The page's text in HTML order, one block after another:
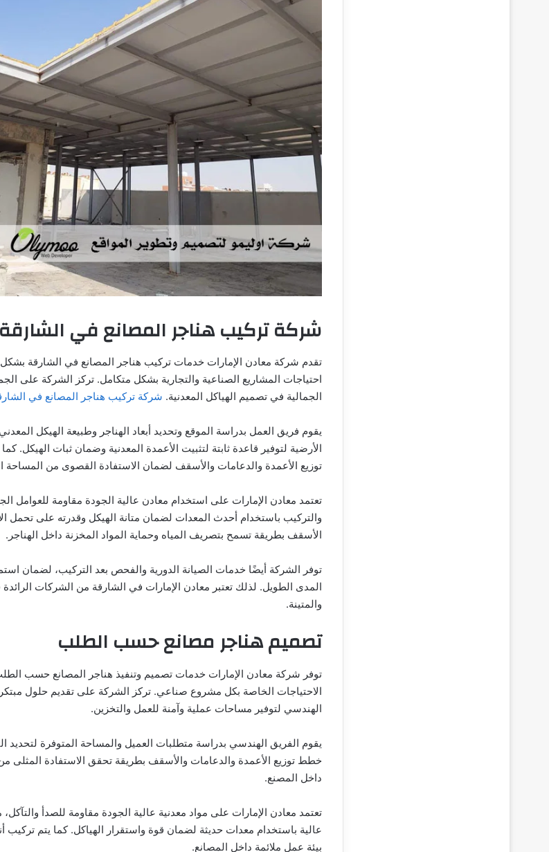
شركة تركيب هناجر المصانع في الشارقة
تقدم شركة معادن الإمارات خدمات تركيب هناجر المصانع في الشارقة بشكل
احتياجات المشاريع الصناعية والتجارية بشكل متكامل. تركز الشركة على
الجمالية في تصميم الهياكل المعدنية. شركة تركيب هناجر المصانع في
يقوم فريق العمل بدراسة الموقع وتحديد أبعاد الهناجر وطبيعة الهيكل
الأرضية لتوفير قاعدة ثابتة لتثبيت الأعمدة المعدنية وضمان ثبات
توزيع الأعمدة والدعامات والأسقف لضمان الاستفادة القصوى من المساحة
تعتمد معادن الإمارات على استخدام معادن عالية الجودة مقاومة للعوامل
والتركيب باستخدام أحدث المعدات لضمان متانة الهيكل وقدرته على تحمل
الأسقف بطريقة تسمح بتصريف المياه وحماية المواد المخزنة داخل الهناجر.
توفر الشركة أيضًا خدمات الصيانة الدورية والفحص بعد التركيب، لضمان
المدى الطويل. لذلك تعتبر معادن الإمارات في الشارقة من الشركات
والمتينة.
تصميم هناجر مصانع حسب الطلب
توفر شركة معادن الإمارات خدمات تصميم وتنفيذ هناجر المصانع حسب
الاحتياجات الخاصة بكل مشروع صناعي. تركز الشركة على تقديم حلول
الهندسي لتوفير مساحات عملية وآمنة للعمل والتخزين.
يقوم الفريق الهندسي بدراسة متطلبات العميل والمساحة المتوفرة لتحديد
خطط توزيع الأعمدة والدعامات والأسقف بطريقة تحقق الاستفادة المثلى
داخل المصنع.
تعتمد معادن الإمارات على مواد معدنية عالية الجودة مقاومة للصدأ
عالية باستخدام معدات حديثة لضمان قوة واستقرار الهياكل. كما يتم تركيب
بيئة عمل ملائمة داخل المصانع.